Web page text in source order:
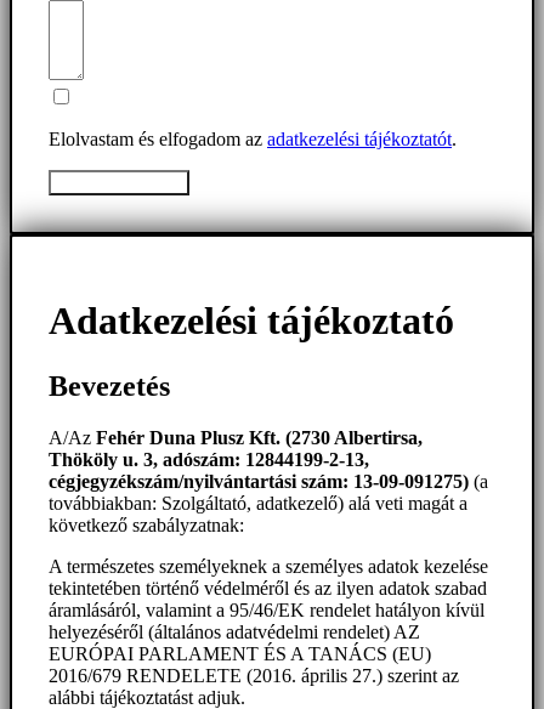
Elolvastam és elfogadom az adatkezelési tájékoztatót.
Adatkezelési tájékoztató
Bevezetés
A/Az Fehér Duna Plusz Kft. (2730 Albertirsa,
Thököly u. 3, adószám: 12844199-2-13,
cégjegyzékszám/nyilvántartási szám: 13-09-091275) (a
továbbiakban: Szolgáltató, adatkezelő) alá veti magát a
következő szabályzatnak:
A természetes személyeknek a személyes adatok kezelése
tekintetében történő védelméről és az ilyen adatok szabad
áramlásáról, valamint a 95/46/EK rendelet hatályon kívül
helyezéséről (általános adatvédelmi rendelet) AZ
EURÓPAI PARLAMENT ÉS A TANÁCS (EU)
2016/679 RENDELETE (2016. április 27.) szerint az
alábbi tájékoztatást adjuk.